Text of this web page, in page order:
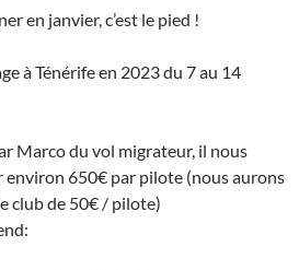
en janvier, c’est le pied !
à Ténérife en 2023 du 7 au 14
Marco du vol migrateur, il nous
environ 650€ par pilote (nous aurons
club de 50€ / pilote)